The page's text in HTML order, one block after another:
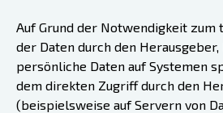
Auf Grund der Notwendigkeit zum
der Daten durch den Herausgeber,
persönliche Daten auf Systemen
dem direkten Zugriff durch den
(beispielsweise auf Servern von